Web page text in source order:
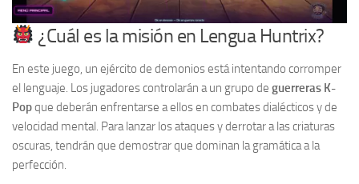
¿Cuál es la misión en Lengua Huntrix?
En este juego, un ejército de demonios está intentando corromper
el lenguaje. Los jugadores controlarán a un grupo de guerreras K-
Popque deberán enfrentarse a ellos en combates dialécticos y de
velocidad mental. Para lanzar los ataques y derrotar a las criaturas
oscuras, tendrán que demostrar que dominan la gramática a la
perfección.